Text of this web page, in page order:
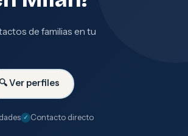
de familias en tu
🔍 Ver perfiles
Contacto directo